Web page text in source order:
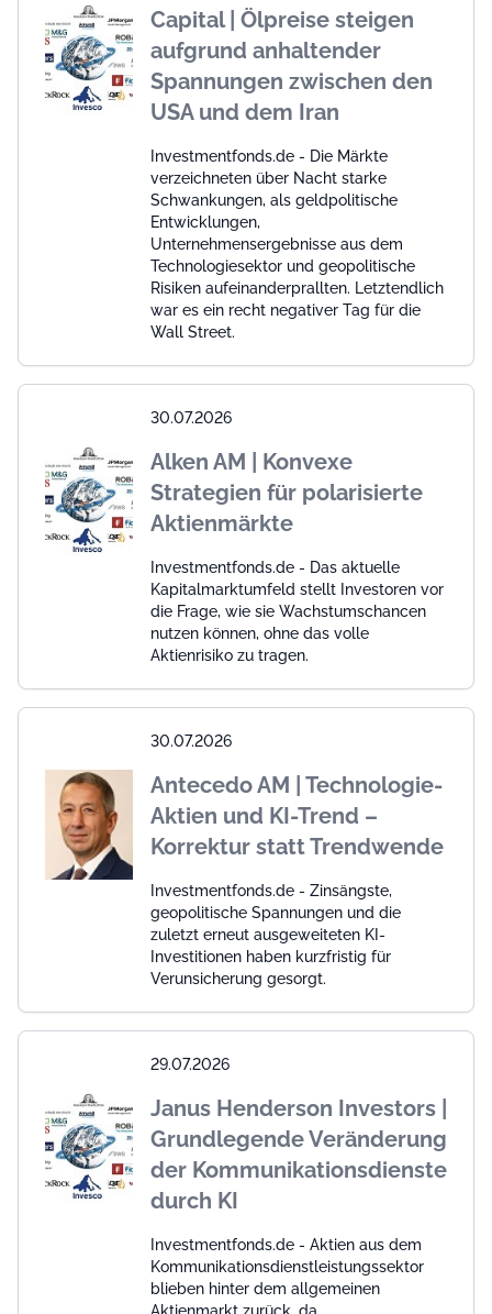
Capital | Ölpreise steigen
aufgrund anhaltender
Spannungen zwischen den
USA und dem Iran
Investmentfonds.de - Die Märkte
verzeichneten über Nacht starke
Schwankungen, als geldpolitische
Entwicklungen,
Unternehmensergebnisse aus dem
Technologiesektor und geopolitische
Risiken aufeinanderprallten. Letztendlich
war es ein recht negativer Tag für die
Wall Street.
30.07.2026
Alken AM | Konvexe
Strategien für polarisierte
Aktienmärkte
Investmentfonds.de - Das aktuelle
Kapitalmarktumfeld stellt Investoren vor
die Frage, wie sie Wachstumschancen
nutzen können, ohne das volle
Aktienrisiko zu tragen.
30.07.2026
Antecedo AM | Technologie-
Aktien und KI-Trend –
Korrektur statt Trendwende
Investmentfonds.de - Zinsängste,
geopolitische Spannungen und die
zuletzt erneut ausgeweiteten KI-
Investitionen haben kurzfristig für
Verunsicherung gesorgt.
29.07.2026
Janus Henderson Investors |
Grundlegende Veränderung
der Kommunikationsdienste
durch KI
Investmentfonds.de - Aktien aus dem
Kommunikationsdienstleistungssektor
blieben hinter dem allgemeinen
Aktienmarkt zurück, da